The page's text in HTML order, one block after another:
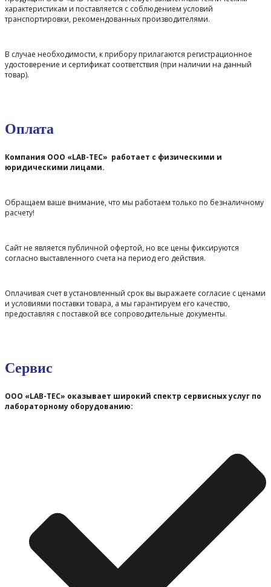
характеристикам и поставляется с соблюдением условий
транспортировки, рекомендованных производителями.
В случае необходимости, к прибору прилагаются регистрационное
удостоверение и сертификат соответствия (при наличии на данный
товар).
Оплата
Компания ООО «LAB-TEC» работает с физическими и
юридическими лицами.
Обращаем ваше внимание, что мы работаем только по безналичному
расчету!
Сайт не является публичной офертой, но все цены фиксируются
согласно выставленного счета на период его действия.
Оплачивая счет в установленный срок вы выражаете согласие с ценами
и условиями поставки товара, а мы гарантируем его качество,
предоставляя с поставкой все сопроводительные документы.
Сервис
ООО «LAB-TEC» оказывает широкий спектр сервисных услуг по
лабораторному оборудованию: